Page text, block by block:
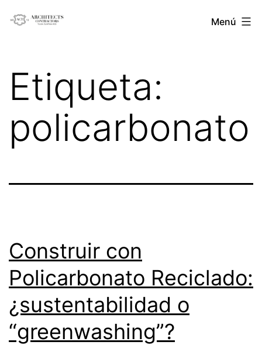
Architects
Menú
Etiqueta:
policarbonato
Construir con
Policarbonato Reciclado:
¿sustentabilidad o
“greenwashing”?